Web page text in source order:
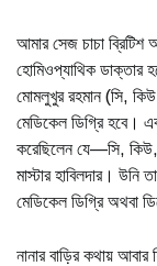
আমার সেজ চাচা ব্রিটিশ
হোমিওপ্যাথিক ডাক্তার
মোমলুখুর রহমান (সি,
মেডিকেল ডিগ্রি হবে।
করেছিলেন যে—সি, কিউ,
মাস্টার হাবিলদার। উনি
মেডিকেল ডিগ্রি অথবা
নানার বাড়ির কথায়